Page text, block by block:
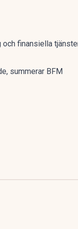
finansiella
summerar BFM